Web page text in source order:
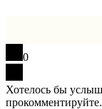
0
Хотелось бы
прокомментируйте.